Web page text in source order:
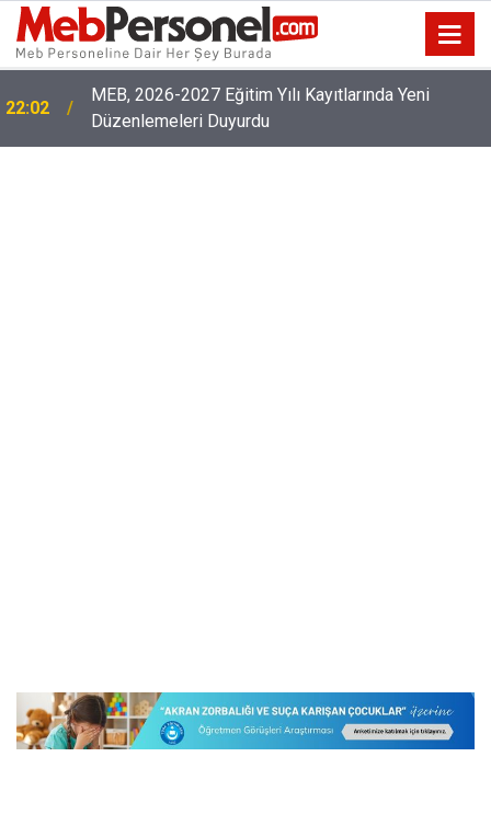
22:02
MEB, 2026-2027 Eğitim Yılı Kayıtlarında Yeni
Düzenlemeleri Duyurdu